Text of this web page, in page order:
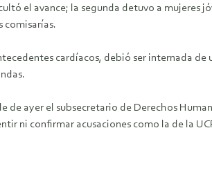
el avance; la segunda detuvo a mujeres
comisarías.
cardíacos, debió ser internada
de ayer el subsecretario de Derechos
ni confirmar acusaciones como la de la